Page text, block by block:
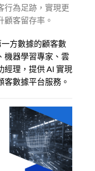
行為足跡，實現更
顧客留存率。
⽅數據的顧客數
機器學習專家、雲
經理，提供 AI 實現
數據平台服務。